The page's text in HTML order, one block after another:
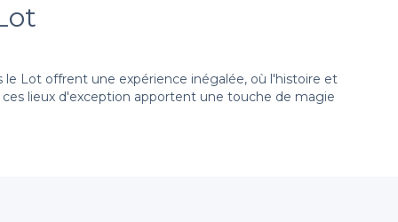
Lot offrent une expérience inégalée, où l'histoire et
lieux d'exception apportent une touche de magie
une large sélection de châteaux magnifiques,
En un temps record, vous pourrez choisir l'endroit